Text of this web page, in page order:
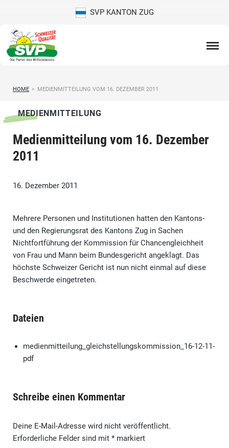
SVP KANTON ZUG
HOME > MEDIENMITTEILUNG VOM 16. DEZEMBER 2011
MEDIENMITTEILUNG
Medienmitteilung vom 16. Dezember
2011
16. Dezember 2011
Mehrere Personen und Institutionen hatten den Kantons-
und den Regierungsrat des Kantons Zug in Sachen
Nichtfortführung der Kommission für Chancengleichheit
von Frau und Mann beim Bundesgericht angeklagt. Das
höchste Schweizer Gericht ist nun nicht einmal auf diese
Beschwerde eingetreten.
Dateien
medienmitteilung_gleichstellungskommission_16-12-11-
pdf
Schreibe einen Kommentar
Deine E-Mail-Adresse wird nicht veröffentlicht.
Erforderliche Felder sind mit *markiert